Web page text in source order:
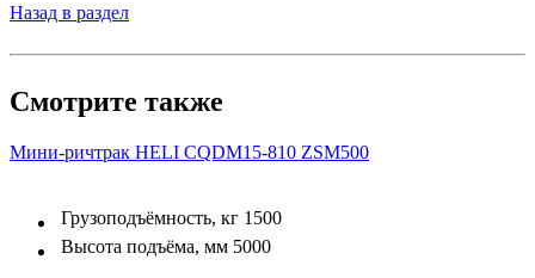
Назад в раздел
Смотрите также
Мини-ричтрак HELI CQDM15-810 ZSM500
Грузоподъёмность, кг 1500
Высота подъёма, мм 5000